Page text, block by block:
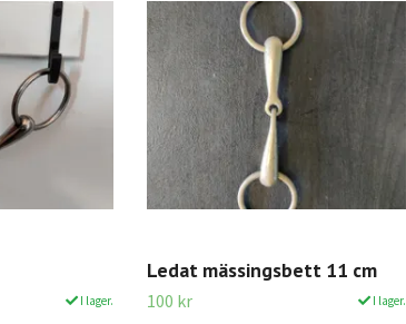
I lager.
Ledat mässingsbett 11 cm
100 kr I lager.